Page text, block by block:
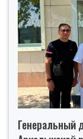
Генеральный